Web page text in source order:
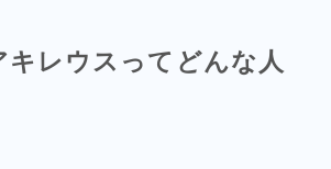
キレウスってどんな人